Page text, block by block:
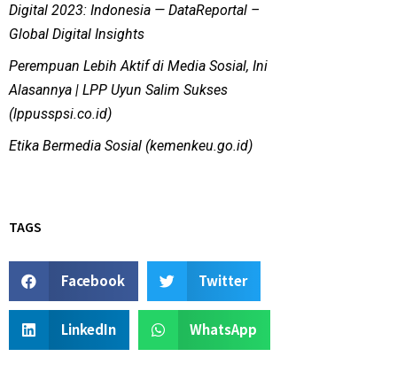
Digital 2023: Indonesia — DataReportal –
Global Digital Insights
Perempuan Lebih Aktif di Media Sosial, Ini
Alasannya | LPP Uyun Salim Sukses
(lppusspsi.co.id)
Etika Bermedia Sosial (kemenkeu.go.id)
TAGS
Facebook Twitter
LinkedIn WhatsApp